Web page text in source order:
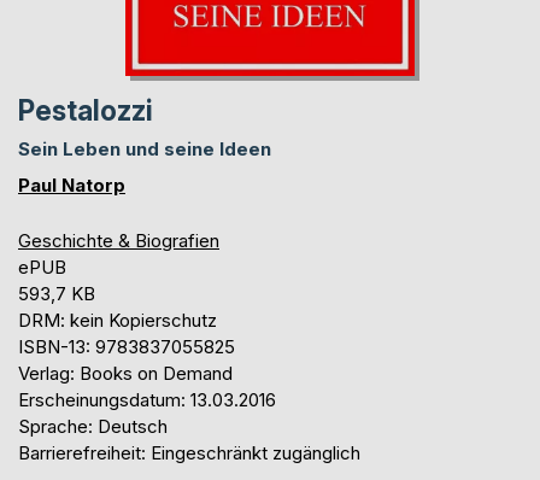
Pestalozzi
Sein Leben und seine Ideen
Paul Natorp
Geschichte & Biografien
ePUB
593,7 KB
DRM: kein Kopierschutz
ISBN-13: 9783837055825
Verlag: Books on Demand
Erscheinungsdatum: 13.03.2016
Sprache: Deutsch
Barrierefreiheit: Eingeschränkt zugänglich